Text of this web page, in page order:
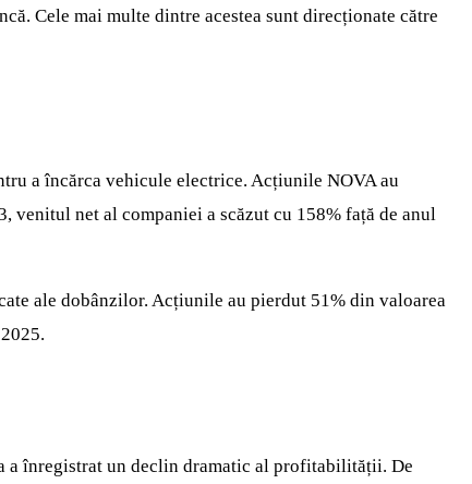
Cele mai multe dintre acestea sunt direcționate către
a încărca vehicule electrice. Acțiunile NOVA au
venitul net al companiei a scăzut cu 158% față de anul
ale dobânzilor. Acțiunile au pierdut 51% din valoarea
a înregistrat un declin dramatic al profitabilității. De